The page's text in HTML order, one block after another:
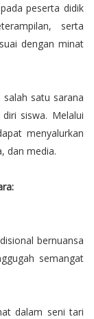
peserta didik
serta
dengan minat
satu sarana
siswa. Melalui
menyalurkan
dan media.
bernuansa
semangat
dalam seni tari